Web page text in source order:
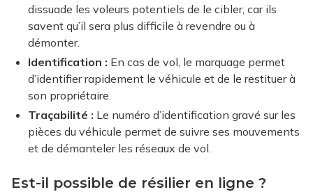
dissuade les voleurs potentiels de le cibler, car ils
savent qu’il sera plus difficile à revendre ou à
démonter.
Identification : En cas de vol, le marquage permet
d’identifier rapidement le véhicule et de le restituer à
son propriétaire.
Traçabilité : Le numéro d’identification gravé sur les
pièces du véhicule permet de suivre ses mouvements
et de démanteler les réseaux de vol.
Est-il possible de résilier en ligne ?